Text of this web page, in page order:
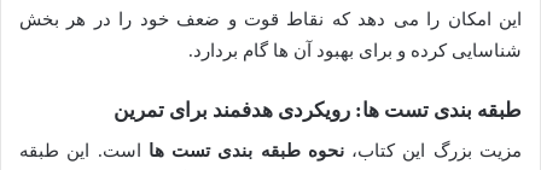
این امکان را می دهد که نقاط قوت و ضعف خود را در هر بخش
شناسایی کرده و برای بهبود آن ها گام بردارد.
طبقه بندی تست ها: رویکردی هدفمند برای تمرین
مزیت بزرگ این کتاب،نحوه طبقه بندی تست ها است. این طبقه